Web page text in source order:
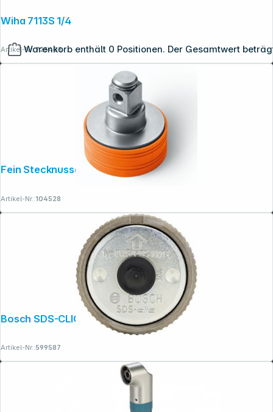
Warenkorb enthält 0 Positionen. Der Gesamtwert
Wiha 7113S 1/4
Artikel-Nr.:725405
Fein Stecknussadapter QuickIN Zubehör
Artikel-Nr.:104528
Bosch SDS-CLIC Schnellspannmuffe
Artikel-Nr.:599587
Copyright © 2001 - 2026 dexxIT. Alle Rechte vorbehalten.